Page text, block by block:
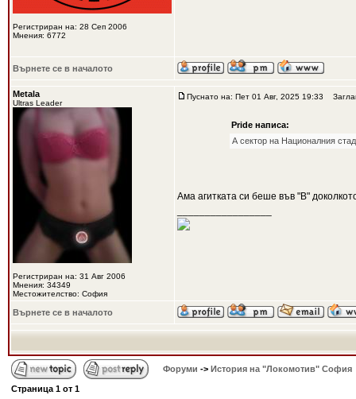
Регистриран на: 28 Сеп 2006
Мнения: 6772
Върнете се в началото
Metala
Ultras Leader
Регистриран на: 31 Авг 2006
Мнения: 34349
Местожителство: София
Пуснато на: Пет 01 Авг, 2025 19:33
Pride написа:
А сектор на Националния
Ама агитката си беше във "В"
Върнете се в началото
Форуми -> История на "Локомотив" София
Страница 1 от 1